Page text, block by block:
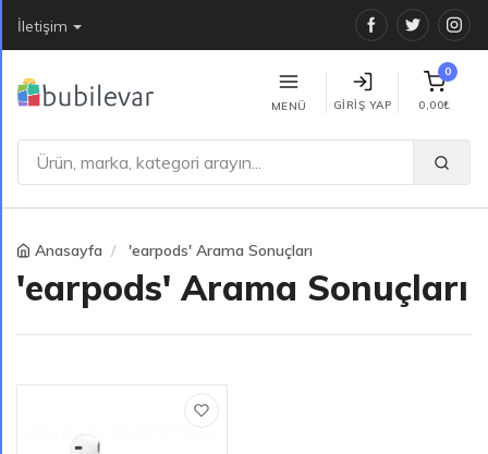
İletişim Facebook
Twitter
MENÜ GIRIŞ YAP
0
0,00₺
Anasayfa 'earpods' Arama Sonuçları
'earpods' Arama Sonuçları